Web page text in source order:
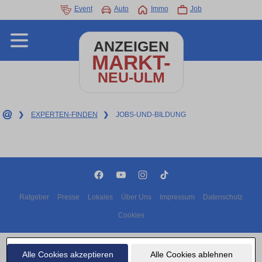
Alle Cookies akzeptieren Alle Cookies ablehnen
Event Auto Immo Job
ANZEIGEN
MARKT-
NEU-ULM
❯ EXPERTEN-FINDEN ❯ JOBS-UND-BILDUNG
Ratgeber Presse Lokales Über Uns Impressum Datenschutz
Cookies